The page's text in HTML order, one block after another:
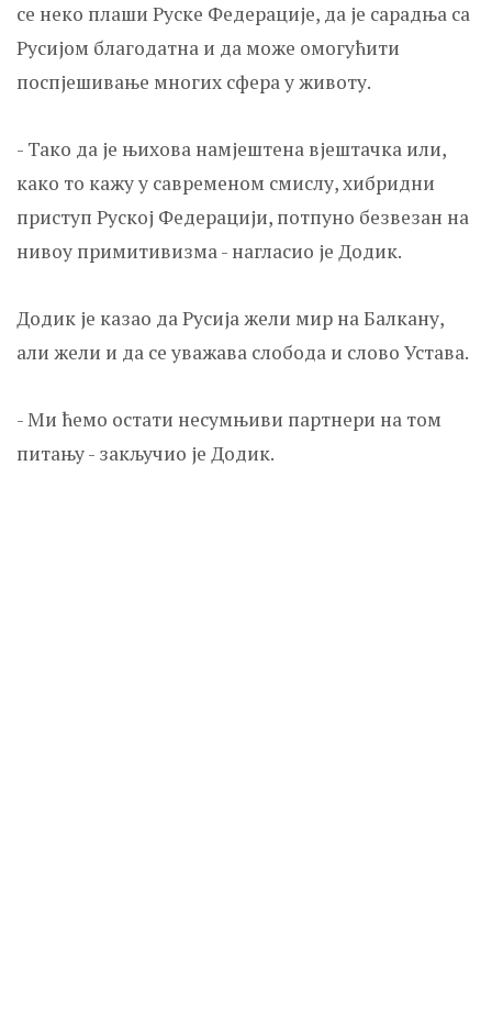
се неко плаши Руске Федерације, да је сарадња са
Русијом благодатна и да може омогућити
поспјешивање многих сфера у животу.
- Тако да је њихова намјештена вјештачка или,
како то кажу у савременом смислу, хибридни
приступ Руској Федерацији, потпуно безвезан на
нивоу примитивизма - нагласио је Додик.
Додик је казао да Русија жели мир на Балкану,
али жели и да се уважава слобода и слово Устава.
- Ми ћемо остати несумњиви партнери на том
питању - закључио је Додик.